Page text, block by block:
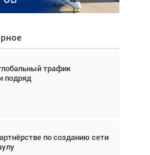
трафик
подряд
по созданию сети
вертолётов и БПЛА в
Дэйв Кох: «Фотография
а ИИ всё портит»